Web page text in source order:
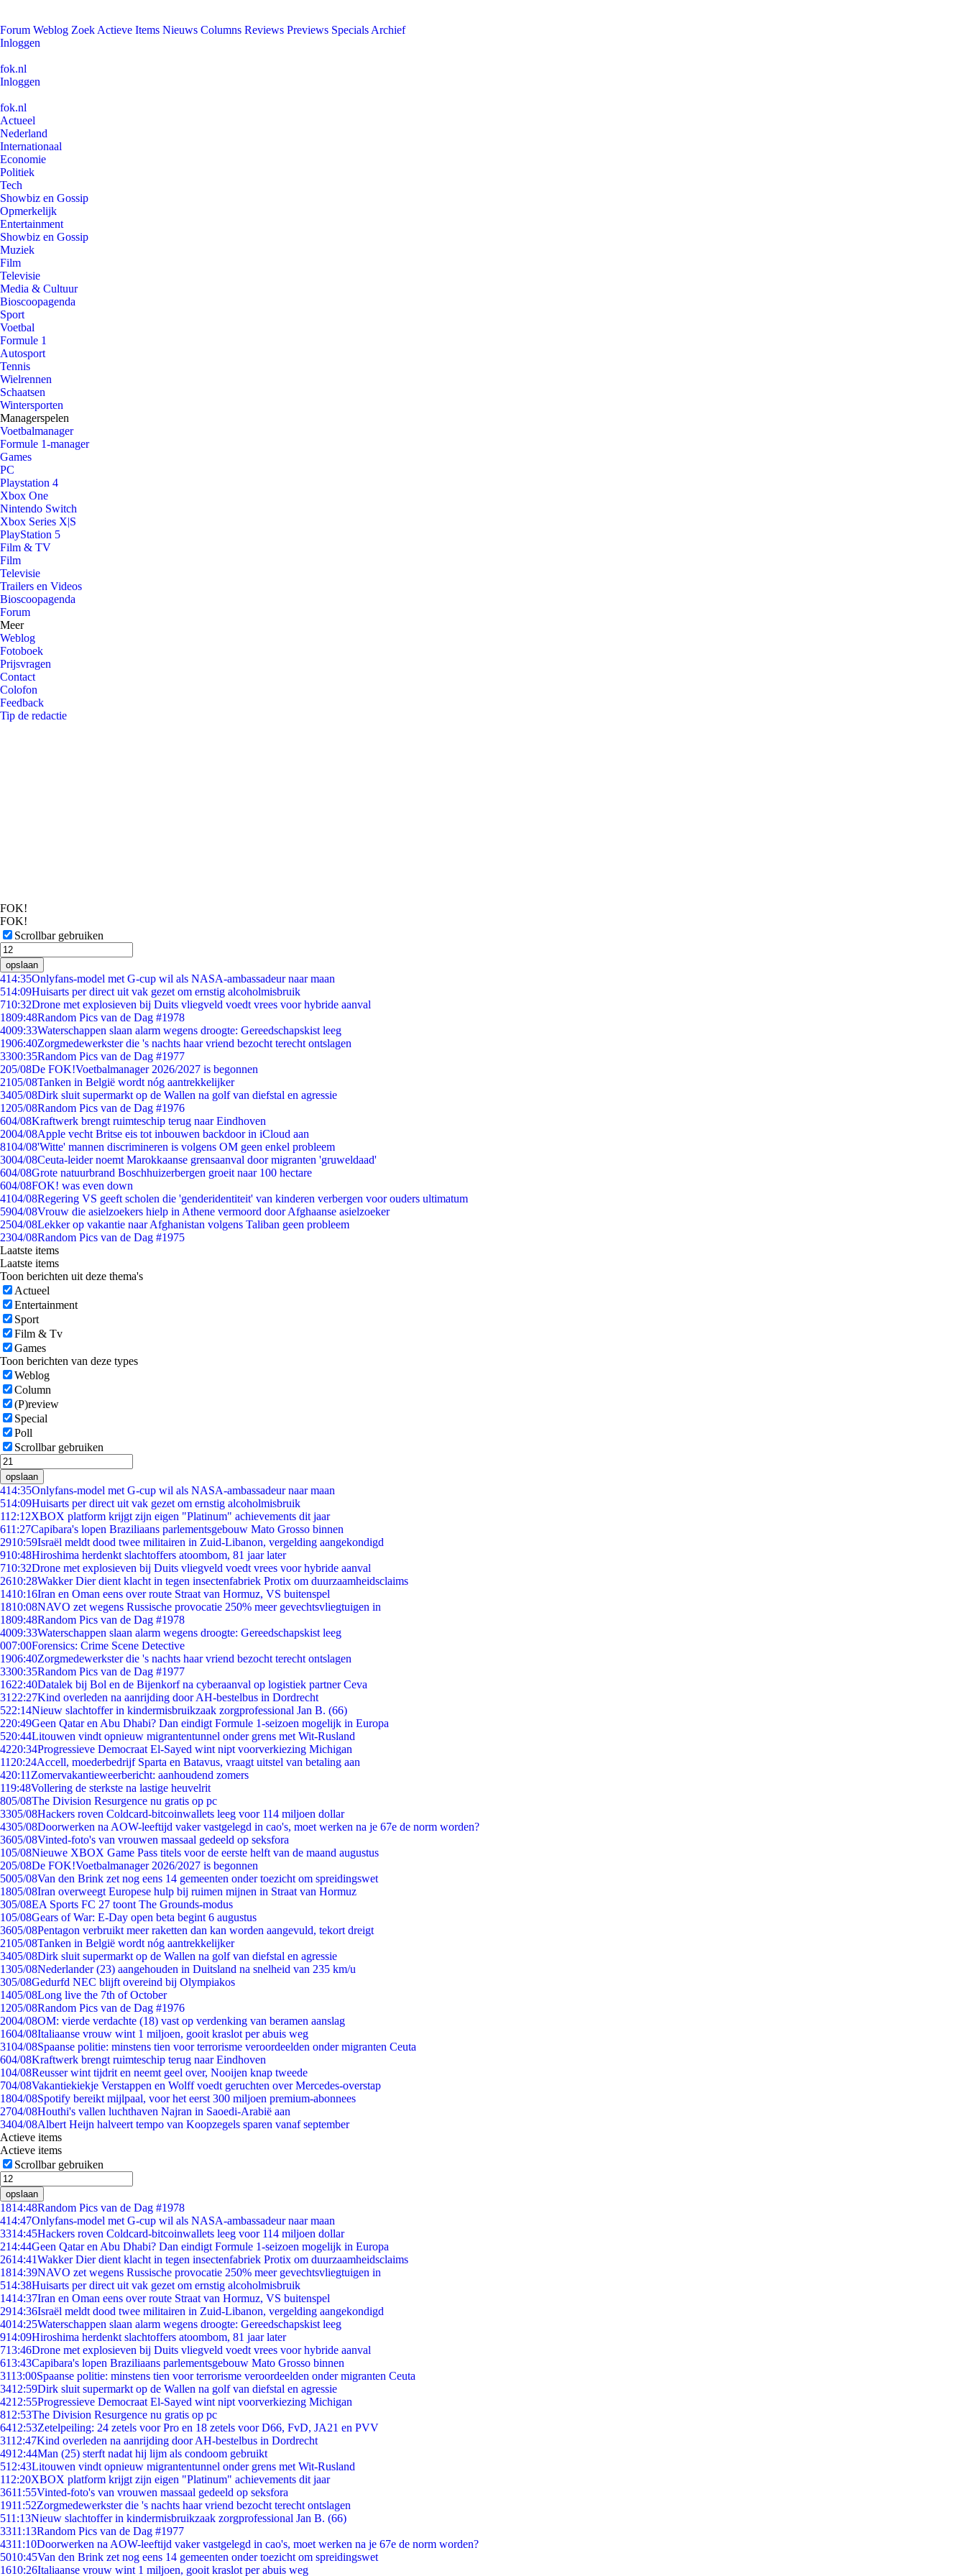
Forum Weblog Zoek Actieve Items Nieuws Columns Reviews Previews Specials Archief
Inloggen
fok.nl
Inloggen
fok.nl
Actueel
Nederland
Internationaal
Economie
Politiek
Tech
Showbiz en Gossip
Opmerkelijk
Entertainment
Showbiz en Gossip
Muziek
Film
Televisie
Media & Cultuur
Bioscoopagenda
Sport
Voetbal
Formule 1
Autosport
Tennis
Wielrennen
Schaatsen
Wintersporten
Managerspelen
Voetbalmanager
Formule 1-manager
Games
PC
Playstation 4
Xbox One
Nintendo Switch
Xbox Series X|S
PlayStation 5
Film & TV
Film
Televisie
Trailers en Videos
Bioscoopagenda
Forum
Meer
Weblog
Fotoboek
Prijsvragen
Contact
Colofon
Feedback
Tip de redactie
FOK!
FOK!
Scrollbar gebruiken
opslaan
414:35Onlyfans-model met G-cup wil als NASA-ambassadeur naar maan
514:09Huisarts per direct uit vak gezet om ernstig alcoholmisbruik
710:32Drone met explosieven bij Duits vliegveld voedt vrees voor hybride aanval
1809:48Random Pics van de Dag #1978
4009:33Waterschappen slaan alarm wegens droogte: Gereedschapskist leeg
1906:40Zorgmedewerkster die 's nachts haar vriend bezocht terecht ontslagen
3300:35Random Pics van de Dag #1977
205/08De FOK!Voetbalmanager 2026/2027 is begonnen
2105/08Tanken in België wordt nóg aantrekkelijker
3405/08Dirk sluit supermarkt op de Wallen na golf van diefstal en agressie
1205/08Random Pics van de Dag #1976
604/08Kraftwerk brengt ruimteschip terug naar Eindhoven
2004/08Apple vecht Britse eis tot inbouwen backdoor in iCloud aan
8104/08'Witte' mannen discrimineren is volgens OM geen enkel probleem
3004/08Ceuta-leider noemt Marokkaanse grensaanval door migranten 'gruweldaad'
604/08Grote natuurbrand Boschhuizerbergen groeit naar 100 hectare
604/08FOK! was even down
4104/08Regering VS geeft scholen die 'genderidentiteit' van kinderen verbergen voor ouders ultimatum
5904/08Vrouw die asielzoekers hielp in Athene vermoord door Afghaanse asielzoeker
2504/08Lekker op vakantie naar Afghanistan volgens Taliban geen probleem
2304/08Random Pics van de Dag #1975
Laatste items
Laatste items
Toon berichten uit deze thema's
Actueel
Entertainment
Sport
Film & Tv
Games
Toon berichten van deze types
Weblog
Column
(P)review
Special
Poll
Scrollbar gebruiken
opslaan
414:35Onlyfans-model met G-cup wil als NASA-ambassadeur naar maan
514:09Huisarts per direct uit vak gezet om ernstig alcoholmisbruik
112:12XBOX platform krijgt zijn eigen "Platinum" achievements dit jaar
611:27Capibara's lopen Braziliaans parlementsgebouw Mato Grosso binnen
2910:59Israël meldt dood twee militairen in Zuid-Libanon, vergelding aangekondigd
910:48Hiroshima herdenkt slachtoffers atoombom, 81 jaar later
710:32Drone met explosieven bij Duits vliegveld voedt vrees voor hybride aanval
2610:28Wakker Dier dient klacht in tegen insectenfabriek Protix om duurzaamheidsclaims
1410:16Iran en Oman eens over route Straat van Hormuz, VS buitenspel
1810:08NAVO zet wegens Russische provocatie 250% meer gevechtsvliegtuigen in
1809:48Random Pics van de Dag #1978
4009:33Waterschappen slaan alarm wegens droogte: Gereedschapskist leeg
007:00Forensics: Crime Scene Detective
1906:40Zorgmedewerkster die 's nachts haar vriend bezocht terecht ontslagen
3300:35Random Pics van de Dag #1977
1622:40Datalek bij Bol en de Bijenkorf na cyberaanval op logistiek partner Ceva
31 22:27Kind overleden na aanrijding door AH-bestelbus in Dordrecht
522:14Nieuw slachtoffer in kindermisbruikzaak zorgprofessional Jan B. (66)
220:49Geen Qatar en Abu Dhabi? Dan eindigt Formule 1-seizoen mogelijk in Europa
520:44Litouwen vindt opnieuw migrantentunnel onder grens met Wit-Rusland
4220:34Progressieve Democraat El-Sayed wint nipt voorverkiezing Michigan
11 20:24Accell, moederbedrijf Sparta en Batavus, vraagt uitstel van betaling aan
420:11 Zomervakantieweerbericht: aanhoudend zomers
119:48Vollering de sterkste na lastige heuvelrit
805/08The Division Resurgence nu gratis op pc
3305/08Hackers roven Coldcard-bitcoinwallets leeg voor 114 miljoen dollar
4305/08Doorwerken na AOW-leeftijd vaker vastgelegd in cao's, moet werken na je 67e de norm worden?
3605/08Vinted-foto's van vrouwen massaal gedeeld op seksfora
105/08Nieuwe XBOX Game Pass titels voor de eerste helft van de maand augustus
205/08De FOK!Voetbalmanager 2026/2027 is begonnen
5005/08Van den Brink zet nog eens 14 gemeenten onder toezicht om spreidingswet
1805/08Iran overweegt Europese hulp bij ruimen mijnen in Straat van Hormuz
305/08EA Sports FC 27 toont The Grounds-modus
105/08Gears of War: E-Day open beta begint 6 augustus
3605/08Pentagon verbruikt meer raketten dan kan worden aangevuld, tekort dreigt
2105/08Tanken in België wordt nóg aantrekkelijker
3405/08Dirk sluit supermarkt op de Wallen na golf van diefstal en agressie
1305/08Nederlander (23) aangehouden in Duitsland na snelheid van 235 km/u
305/08Gedurfd NEC blijft overeind bij Olympiakos
1405/08Long live the 7th of October
1205/08Random Pics van de Dag #1976
2004/08OM: vierde verdachte (18) vast op verdenking van beramen aanslag
1604/08Italiaanse vrouw wint 1 miljoen, gooit kraslot per abuis weg
3104/08Spaanse politie: minstens tien voor terrorisme veroordeelden onder migranten Ceuta
604/08Kraftwerk brengt ruimteschip terug naar Eindhoven
104/08Reusser wint tijdrit en neemt geel over, Nooijen knap tweede
704/08Vakantiekiekje Verstappen en Wolff voedt geruchten over Mercedes-overstap
1804/08Spotify bereikt mijlpaal, voor het eerst 300 miljoen premium-abonnees
2704/08Houthi's vallen luchthaven Najran in Saoedi-Arabië aan
3404/08Albert Heijn halveert tempo van Koopzegels sparen vanaf september
Actieve items
Actieve items
Scrollbar gebruiken
opslaan
1814:48Random Pics van de Dag #1978
414:47Onlyfans-model met G-cup wil als NASA-ambassadeur naar maan
3314:45Hackers roven Coldcard-bitcoinwallets leeg voor 114 miljoen dollar
214:44Geen Qatar en Abu Dhabi? Dan eindigt Formule 1-seizoen mogelijk in Europa
2614:41Wakker Dier dient klacht in tegen insectenfabriek Protix om duurzaamheidsclaims
1814:39NAVO zet wegens Russische provocatie 250% meer gevechtsvliegtuigen in
514:38Huisarts per direct uit vak gezet om ernstig alcoholmisbruik
1414:37Iran en Oman eens over route Straat van Hormuz, VS buitenspel
2914:36Israël meldt dood twee militairen in Zuid-Libanon, vergelding aangekondigd
4014:25Waterschappen slaan alarm wegens droogte: Gereedschapskist leeg
914:09Hiroshima herdenkt slachtoffers atoombom, 81 jaar later
713:46Drone met explosieven bij Duits vliegveld voedt vrees voor hybride aanval
613:43Capibara's lopen Braziliaans parlementsgebouw Mato Grosso binnen
3113:00Spaanse politie: minstens tien voor terrorisme veroordeelden onder migranten Ceuta
3412:59Dirk sluit supermarkt op de Wallen na golf van diefstal en agressie
4212:55Progressieve Democraat El-Sayed wint nipt voorverkiezing Michigan
812:53The Division Resurgence nu gratis op pc
6412:53Zetelpeiling: 24 zetels voor Pro en 18 zetels voor D66, FvD, JA21 en PVV
3112:47Kind overleden na aanrijding door AH-bestelbus in Dordrecht
4912:44Man (25) sterft nadat hij lijm als condoom gebruikt
512:43Litouwen vindt opnieuw migrantentunnel onder grens met Wit-Rusland
112:20XBOX platform krijgt zijn eigen "Platinum" achievements dit jaar
3611:55Vinted-foto's van vrouwen massaal gedeeld op seksfora
1911:52Zorgmedewerkster die 's nachts haar vriend bezocht terecht ontslagen
511:13Nieuw slachtoffer in kindermisbruikzaak zorgprofessional Jan B. (66)
3311:13Random Pics van de Dag #1977
4311:10Doorwerken na AOW-leeftijd vaker vastgelegd in cao's, moet werken na je 67e de norm worden?
5010:45Van den Brink zet nog eens 14 gemeenten onder toezicht om spreidingswet
1610:26Italiaanse vrouw wint 1 miljoen, gooit kraslot per abuis weg